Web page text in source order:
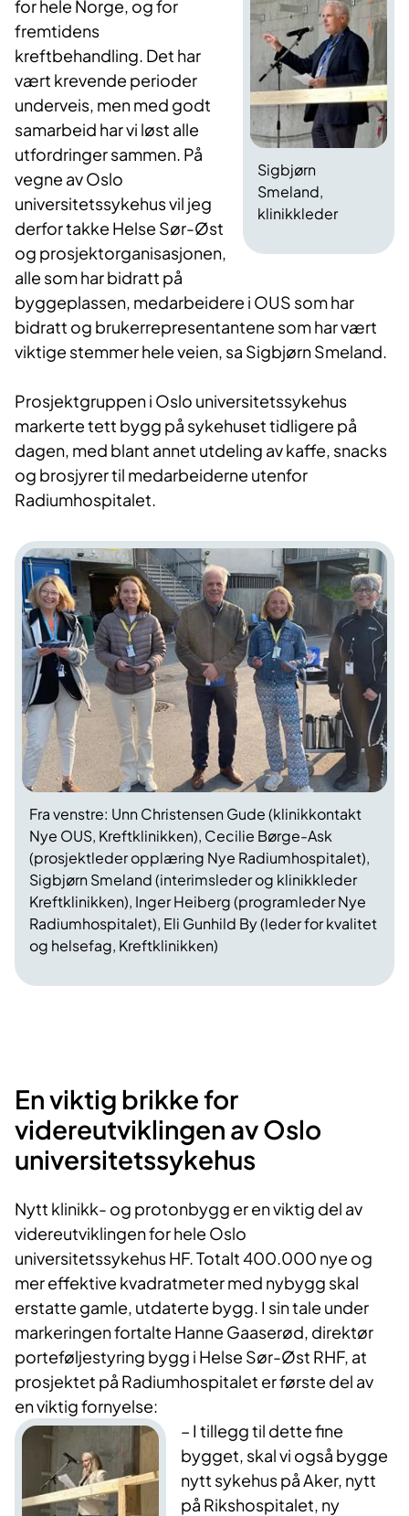
Sigbjørn
Smeland,
klinikkleder
for hele Norge, og for
fremtidens
kreftbehandling. Det har
vært krevende perioder
underveis, men med godt
samarbeid har vi løst alle
utfordringer sammen. På
vegne av Oslo
universitetssykehus vil jeg
derfor takke Helse Sør-Øst
og prosjektorganisasjonen,
alle som har bidratt på
byggeplassen, medarbeidere i OUS som har
bidratt og brukerrepresentantene som har vært
viktige stemmer hele veien, sa Sigbjørn Smeland.
Prosjektgruppen i Oslo universitetssykehus
markerte tett bygg på sykehuset tidligere på
dagen, med blant annet utdeling av kaffe, snacks
og brosjyrer til medarbeiderne utenfor
Radiumhospitalet.
Fra venstre: Unn Christensen Gude (klinikkontakt
Nye OUS, Kreftklinikken), Cecilie Børge-Ask
(prosjektleder opplæring Nye Radiumhospitalet),
Sigbjørn Smeland (interimsleder og klinikkleder
Kreftklinikken), Inger Heiberg (programleder Nye
Radiumhospitalet), Eli Gunhild By (leder for kvalitet
og helsefag, Kreftklinikken)
En viktig brikke for
videreutviklingen av Oslo
universitetssykehus
​Nytt klinikk- og protonbygg er en viktig del av
videreutviklingen for hele Oslo
universitetssykehus HF. Totalt 400.000 nye og
mer effektive kvadratmeter med nybygg skal
erstatte gamle, utdaterte bygg. I sin tale under
markeringen fortalte Hanne Gaaserød, direktør
porteføljestyring bygg i Helse Sør-Øst RHF, at
prosjektet på Radiumhospitalet er første del av
en viktig fornyelse:
– I tillegg til dette fine
bygget, skal vi også bygge
nytt sykehus på Aker, nytt
på Rikshospitalet, ny